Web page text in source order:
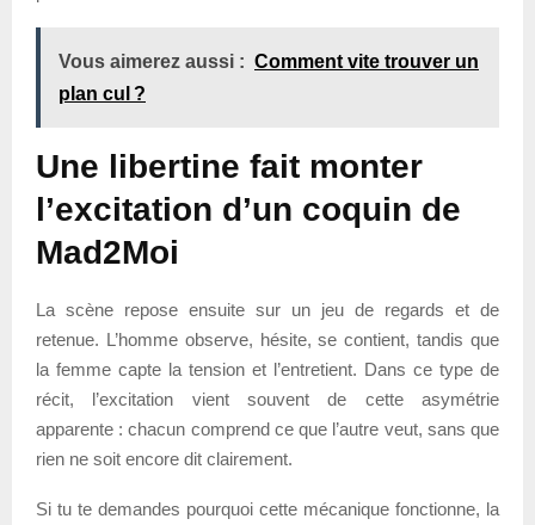
Vous aimerez aussi : Comment vite trouver un
plan cul ?
Une libertine fait monter
l’excitation d’un coquin de
Mad2Moi
La scène repose ensuite sur un jeu de regards et de
retenue. L’homme observe, hésite, se contient, tandis que
la femme capte la tension et l’entretient. Dans ce type de
récit, l’excitation vient souvent de cette asymétrie
apparente : chacun comprend ce que l’autre veut, sans que
rien ne soit encore dit clairement.
Si tu te demandes pourquoi cette mécanique fonctionne, la